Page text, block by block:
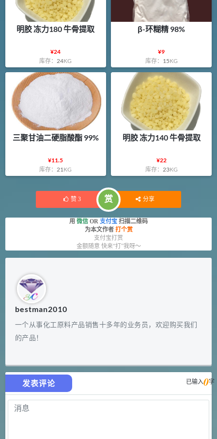
明胶 冻力180 牛骨提取
¥24
库存： 24KG
β-环糊精 98%
¥9
库存： 15KG
三聚甘油二硬脂酸酯 99%
¥11.5
库存：21KG
明胶 冻力140 牛骨提取
¥22
库存： 23KG
赞 3 赏 分享
用 微信 OR 支付宝 扫描二维码
为本文作者 打个赏
支付宝打赏
金额随意 快来“打”我呀～
bestman2010
一个从事化工原料产品销售十多年的业务员，欢迎购买我们
的产品！
发表评论 已输入0字